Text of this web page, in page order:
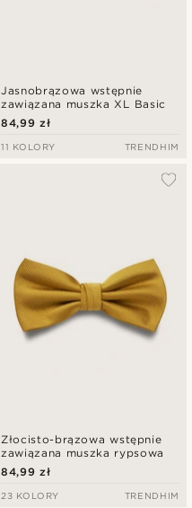
Jasnobrązowa wstępnie
zawiązana muszka XL Basic
84,99 zł
11 KOLORY TRENDHIM
Złocisto-brązowa wstępnie
zawiązana muszka rypsowa
84,99 zł
23 KOLORY TRENDHIM